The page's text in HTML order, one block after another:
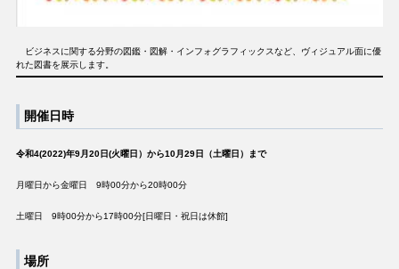
ビジネスに関する分野の図鑑・図解・インフォグラフィックスなど、ヴィジュアル面に優
れた図書を展示します。
開催日時
令和4(2022)年9月20日(火曜日）から10月29日（土曜日）まで
月曜日から金曜日 9時00分から20時00分
土曜日 9時00分から17時00分[日曜日・祝日は休館]
場所